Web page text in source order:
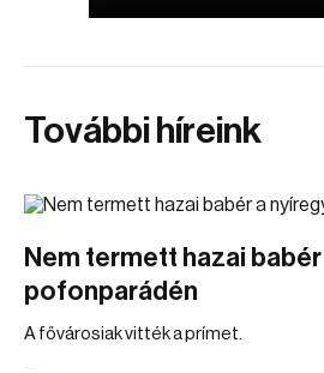
További híreink
Nem termett hazai
pofonparádén
A fővárosiak vitték a prímet.